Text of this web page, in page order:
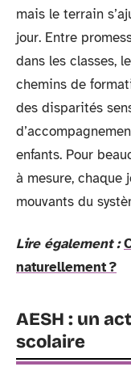
mais le terrain
jour. Entre
dans les classes,
chemins de
des disparités
enfants. Pour
à mesure, chaque
mouvants du
Lire également :
naturellement ?
AESH : un
scolaire